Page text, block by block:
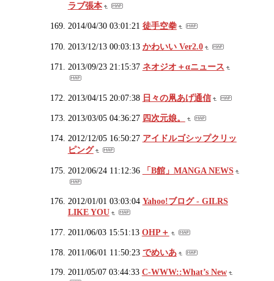
ラブ張本
2014/04/30 03:01:21 徒手空拳
2013/12/13 00:03:13 かわいい Ver2.0
2013/09/23 21:15:37 ネオジオ＋αニュース
2013/04/15 20:07:38 日々の凧あげ通信
2013/03/05 04:36:27 四次元娘。
2012/12/05 16:50:27 アイドルゴシップクリッ
ピング
2012/06/24 11:12:36 「B館」MANGA NEWS
2012/01/01 03:03:04 Yahoo!ブログ - GILRS
LIKE YOU
2011/06/03 15:51:13 OHP＋
2011/06/01 11:50:23 でめいあ
2011/05/07 03:44:33 C-WWW::What’s New